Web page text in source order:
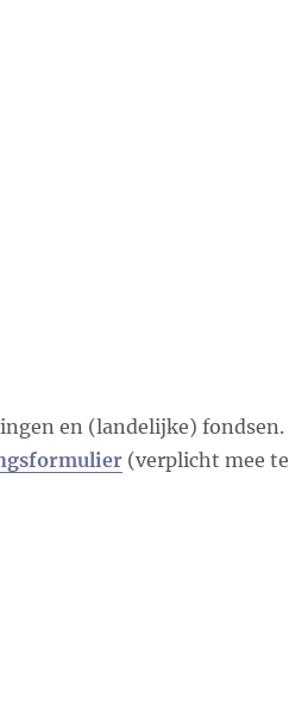
en (landelijke) fondsen.
(verplicht mee